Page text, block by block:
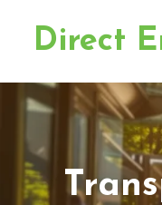
Direct